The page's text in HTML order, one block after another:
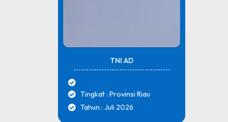
TNI AD
Tingkat : Provinsi Riau
Tahun : Juli 2026